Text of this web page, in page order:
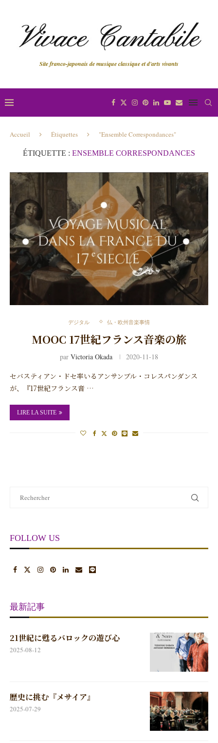
Site franco-japonais de musique classique et d'arts vivants
Accueil Étiquettes "Ensemble Correspondances"
ÉTIQUETTE : ENSEMBLE CORRESPONDANCES
デジタル 仏・欧州音楽事情
MOOC 17世紀フランス音楽の旅
par Victoria Okada 2020-11-18
セバスティアン・ドセ率いるアンサンブル・コレスパンダンス
が、『17世紀フランス音 …
LIRE LA SUITE
FOLLOW US
最新記事
21世紀に甦るバロックの遊び心
2025-08-12
歴史に挑む『メサイア』
2025-07-29